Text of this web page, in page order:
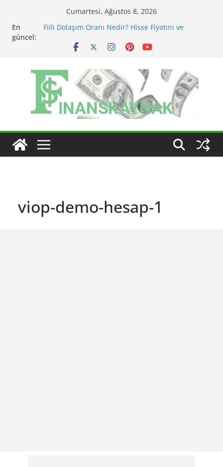
content
Cumartesi, Ağustos 8, 2026
En
güncel:
Fiili Dolaşım Oranı Nedir? Hisse Fiyatını ve
KAP Açıklaması Nasıl Okunur? Yatırımcı İçin Kritik
MSCI Endeks Değişiklikleri BIST Hisselerini Nasıl
Etkiler?
BIST Endeks Değişiklikleri Hisseleri Nasıl Etkiler?
BIST Sektör Endeksleri Nedir? Sektörel Rotasyon
Nasıl Takip Edilir?
viop-demo-hesap-1